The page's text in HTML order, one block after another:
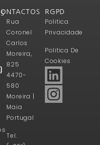
Rua
Coronel
Carlos
Moreira,
825
4470-
580
Moreira |
Maia
Portugal
Tel.
RGPD
Politica
Privacidade
Politica De
Cookies